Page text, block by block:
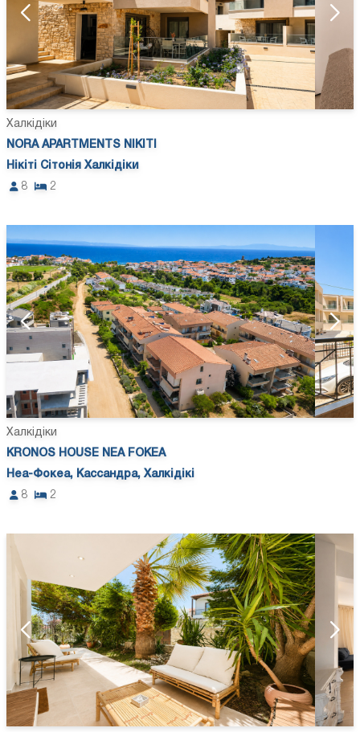
Халкідіки
NORA APARTMENTS NIKITI
Нікіті Сітонія Халкідіки
8
2
Халкідіки
KRONOS HOUSE NEA FOKEA
Неа-Фокеа, Кассандра, Халкідікі
8
2